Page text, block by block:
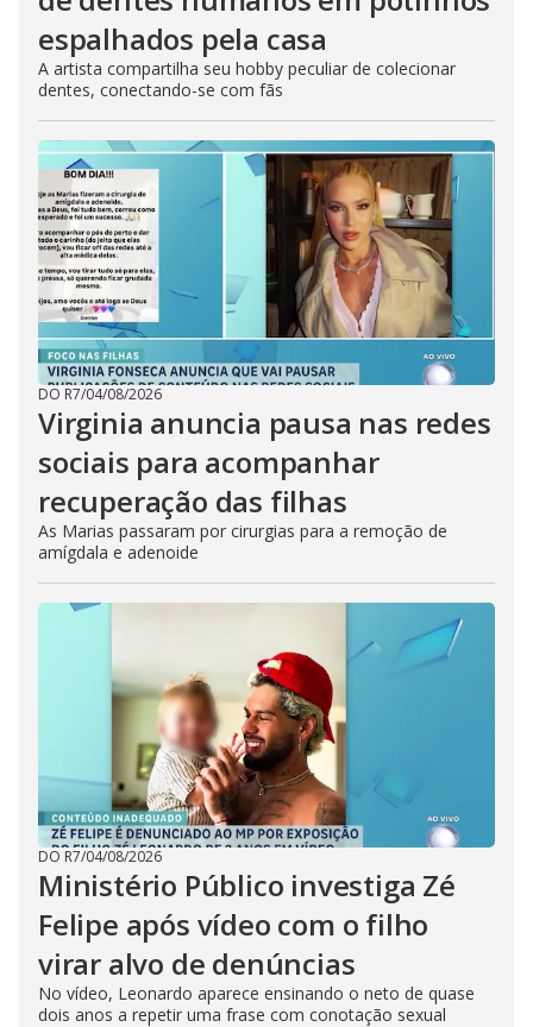
espalhados pela casa
A artista compartilha seu hobby peculiar de colecionar
dentes, conectando-se com fãs
DO R7/04/08/2026
Virginia anuncia pausa nas redes
sociais para acompanhar
recuperação das filhas
As Marias passaram por cirurgias para a remoção de
amígdala e adenoide
DO R7/04/08/2026
Ministério Público investiga Zé
Felipe após vídeo com o filho
virar alvo de denúncias
No vídeo, Leonardo aparece ensinando o neto de quase
dois anos a repetir uma frase com conotação sexual